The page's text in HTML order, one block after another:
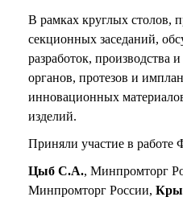
В рамках круглых столов,
секционных заседаний,
разработок, производства
органов, протезов и
инновационных
изделий.
Приняли участие в работе
Цыб С.А., Минпромторг
Минпромторг России,